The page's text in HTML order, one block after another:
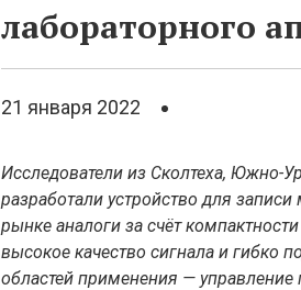
лабораторного
21 января 2022
Исследователи из Сколтеха, Южно-
разработали устройство для
рынке аналоги за счёт
высокое качество сигнала и гибко
областей применения — управление